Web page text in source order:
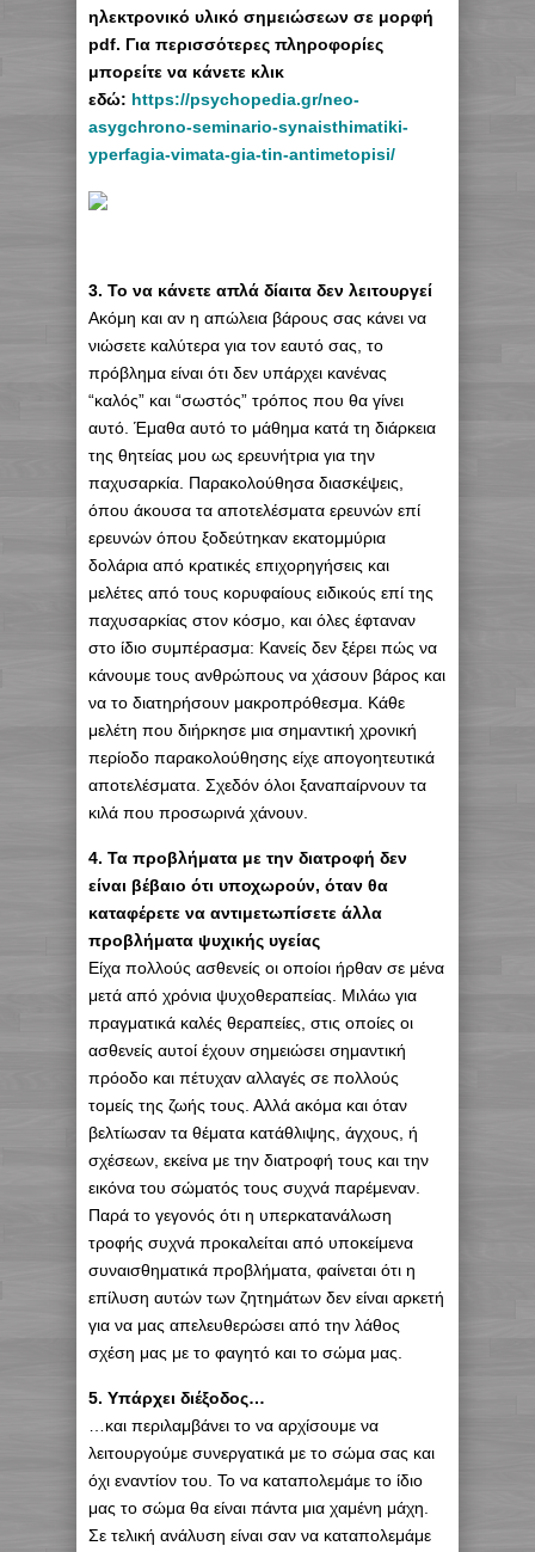
ηλεκτρονικό υλικό σημειώσεων σε μορφή
pdf. Για περισσότερες πληροφορίες
μπορείτε να κάνετε κλικ
εδώ: https://psychopedia.gr/neo-
asygchrono-seminario-synaisthimatiki-
yperfagia-vimata-gia-tin-antimetopisi/
3. Το να κάνετε απλά δίαιτα δεν λειτουργεί
Ακόμη και αν η απώλεια βάρους σας κάνει να
νιώσετε καλύτερα για τον εαυτό σας, το
πρόβλημα είναι ότι δεν υπάρχει κανένας
“καλός” και “σωστός” τρόπος που θα γίνει
αυτό. Έμαθα αυτό το μάθημα κατά τη διάρκεια
της θητείας μου ως ερευνήτρια για την
παχυσαρκία. Παρακολούθησα διασκέψεις,
όπου άκουσα τα αποτελέσματα ερευνών επί
ερευνών όπου ξοδεύτηκαν εκατομμύρια
δολάρια από κρατικές επιχορηγήσεις και
μελέτες από τους κορυφαίους ειδικούς επί της
παχυσαρκίας στον κόσμο, και όλες έφταναν
στο ίδιο συμπέρασμα: Κανείς δεν ξέρει πώς να
κάνουμε τους ανθρώπους να χάσουν βάρος και
να το διατηρήσουν μακροπρόθεσμα. Κάθε
μελέτη που διήρκησε μια σημαντική χρονική
περίοδο παρακολούθησης είχε απογοητευτικά
αποτελέσματα. Σχεδόν όλοι ξαναπαίρνουν τα
κιλά που προσωρινά χάνουν.
4. Τα προβλήματα με την διατροφή δεν
είναι βέβαιο ότι υποχωρούν, όταν θα
καταφέρετε να αντιμετωπίσετε άλλα
προβλήματα ψυχικής υγείας
Είχα πολλούς ασθενείς οι οποίοι ήρθαν σε μένα
μετά από χρόνια ψυχοθεραπείας. Μιλάω για
πραγματικά καλές θεραπείες, στις οποίες οι
ασθενείς αυτοί έχουν σημειώσει σημαντική
πρόοδο και πέτυχαν αλλαγές σε πολλούς
τομείς της ζωής τους. Αλλά ακόμα και όταν
βελτίωσαν τα θέματα κατάθλιψης, άγχους, ή
σχέσεων, εκείνα με την διατροφή τους και την
εικόνα του σώματός τους συχνά παρέμεναν.
Παρά το γεγονός ότι η υπερκατανάλωση
τροφής συχνά προκαλείται από υποκείμενα
συναισθηματικά προβλήματα, φαίνεται ότι η
επίλυση αυτών των ζητημάτων δεν είναι αρκετή
για να μας απελευθερώσει από την λάθος
σχέση μας με το φαγητό και το σώμα μας.
5. Υπάρχει διέξοδος…
…και περιλαμβάνει το να αρχίσουμε να
λειτουργούμε συνεργατικά με το σώμα σας και
όχι εναντίον του. Το να καταπολεμάμε το ίδιο
μας το σώμα θα είναι πάντα μια χαμένη μάχη.
Σε τελική ανάλυση είναι σαν να καταπολεμάμε